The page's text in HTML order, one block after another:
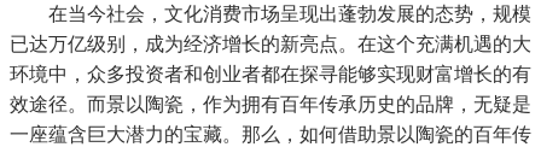
在当今社会，文化消费市场呈现出蓬勃发展的态势，规模
已达万亿级别，成为经济增长的新亮点。在这个充满机遇的大
环境中，众多投资者和创业者都在探寻能够实现财富增长的有
效途径。而景以陶瓷，作为拥有百年传承历史的品牌，无疑是
一座蕴含巨大潜力的宝藏。那么，如何借助景以陶瓷的百年传